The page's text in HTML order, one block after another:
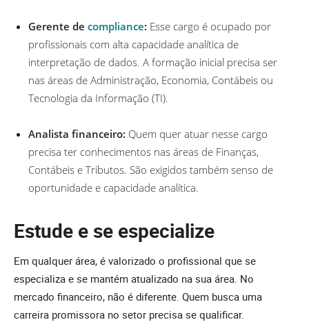
Gerente de compliance: Esse cargo é ocupado por
profissionais com alta capacidade analítica de
interpretação de dados. A formação inicial precisa ser
nas áreas de Administração, Economia, Contábeis ou
Tecnologia da Informação (TI).
Analista financeiro: Quem quer atuar nesse cargo
precisa ter conhecimentos nas áreas de Finanças,
Contábeis e Tributos. São exigidos também senso de
oportunidade e capacidade analítica.
Estude e se especialize
Em qualquer área, é valorizado o profissional que se
especializa e se mantém atualizado na sua área. No
mercado financeiro, não é diferente. Quem busca uma
carreira promissora no setor precisa se qualificar.